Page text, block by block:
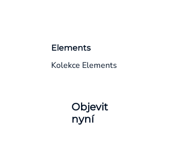
Elements
Kolekce Elements
Objevit
nyní